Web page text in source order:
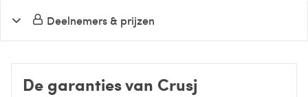
Deelnemers & prijzen
De garanties van Crusj